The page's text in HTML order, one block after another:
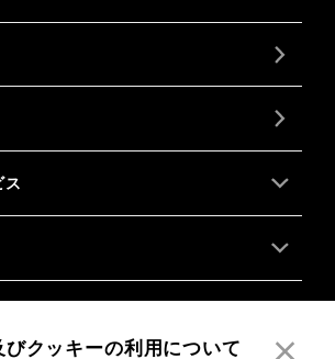
ス
クッキーの利用について